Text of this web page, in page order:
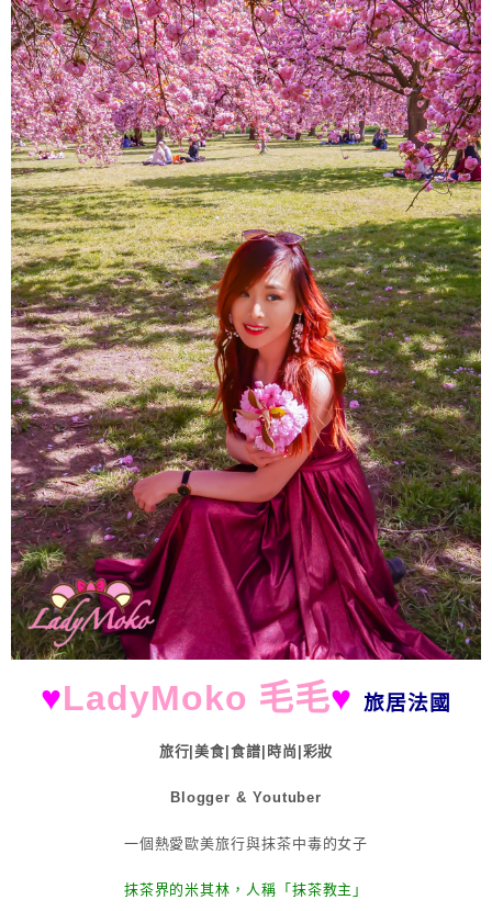
About
♥LadyMoko 毛毛♥ 旅居法國
旅行|美食|食譜|時尚|彩妝
Blogger & Youtuber
一個熱愛歐美旅行與抹茶中毒的女子
抹茶界的米其林，人稱「抹茶教主」